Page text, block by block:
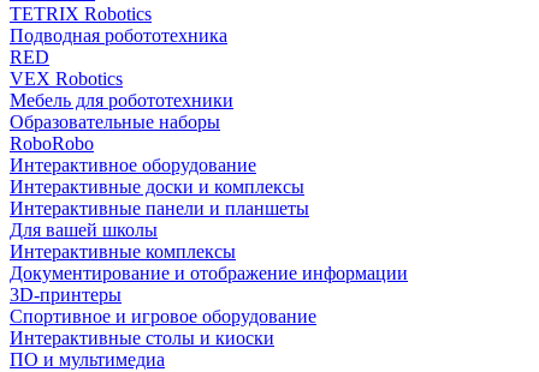
TETRIX Robotics
Подводная робототехника
RED
VEX Robotics
Мебель для робототехники
Образовательные наборы
RoboRobo
Интерактивное оборудование
Интерактивные доски и комплексы
Интерактивные панели и планшеты
Для вашей школы
Интерактивные комплексы
Документирование и отображение информации
3D-принтеры
Спортивное и игровое оборудование
Интерактивные столы и киоски
ПО и мультимедиа